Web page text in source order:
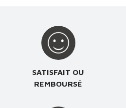
SATISFAIT OU
REMBOURSÉ